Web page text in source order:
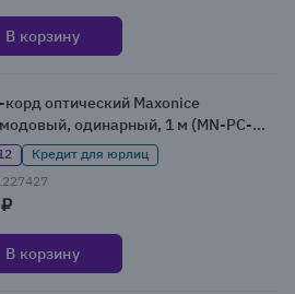
В корзину
оптический Maxonice
одинарный, 1 м (MN-PC-
SMS3L-1m)
Кредит для юрлиц
В корзину